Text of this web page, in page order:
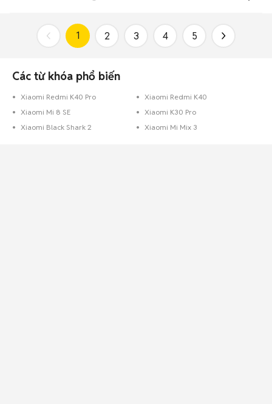
1 2 3 4 5
Các từ khóa phổ biến
Xiaomi Redmi K40 Pro
Xiaomi Redmi K40
Xiaomi Mi 8 SE
Xiaomi K30 Pro
Xiaomi Black Shark 2
Xiaomi Mi Mix 3